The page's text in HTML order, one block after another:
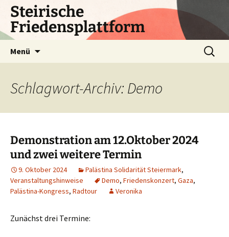
Zum
Inhalt
springen
Steirische
Friedensplattform
Menü
Suchen
nach:
Schlagwort-Archiv: Demo
Demonstration am 12.Oktober 2024
und zwei weitere Termin
9. Oktober 2024 Palästina Solidarität Steiermark,
Veranstaltungshinweise
Demo, Friedenskonzert, Gaza,
Palästina-Kongress, Radtour Veronika
Zunächst drei Termine: